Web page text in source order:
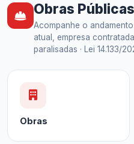
Obras Públicas
Acompanhe o
atual, empresa
paralisadas · Lei 14.133/
Obras